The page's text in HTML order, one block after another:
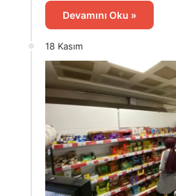
Devamını Oku »
18 Kasım